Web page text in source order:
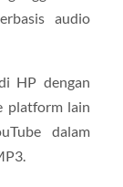
audio
HP dengan
platform lain
dalam